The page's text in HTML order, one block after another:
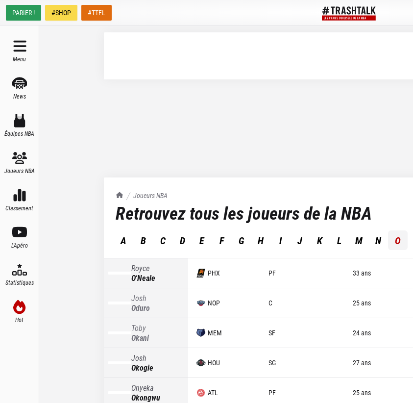
PARIER ! #SHOP #TTFL
Menu
News
Équipes NBA
Joueurs NBA
Classement
L'Apéro
Statistiques
Hot
TrashTalk Actu NBA
Joueurs NBA
Retrouvez tous les joueurs de la NBA
A B C D E F G H I J K L M N O
Royce
O'Neale
PHX PF 33 ans
Josh
Oduro
NOP C 25 ans
Toby
Okani
MEM SF 24 ans
Josh
Okogie
HOU SG 27 ans
Onyeka
Okongwu
ATL PF 25 ans